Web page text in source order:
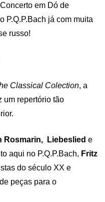
em Dó de
P.Q.P.Bach já com muita
russo!
Classical Colection, a
um repertório tão
Rosmarin, Liebeslied e
aqui no P.Q.P.Bach, Fritz
do século XX e
peças para o